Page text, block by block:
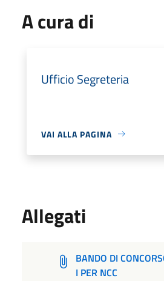
A cura di
Ufficio Segreteria
VAI ALLA PAGINA
Allegati
BANDO DI
I PER NCC